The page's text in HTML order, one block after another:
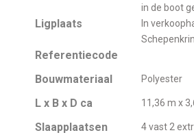
in de boot
Ligplaats
In
Referentiecode
Bouwmateriaal
Polyester
L x B x D ca 11,36 m x
Slaapplaatsen 4 vast 2